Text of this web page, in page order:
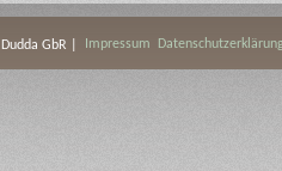
GbR | Impressum